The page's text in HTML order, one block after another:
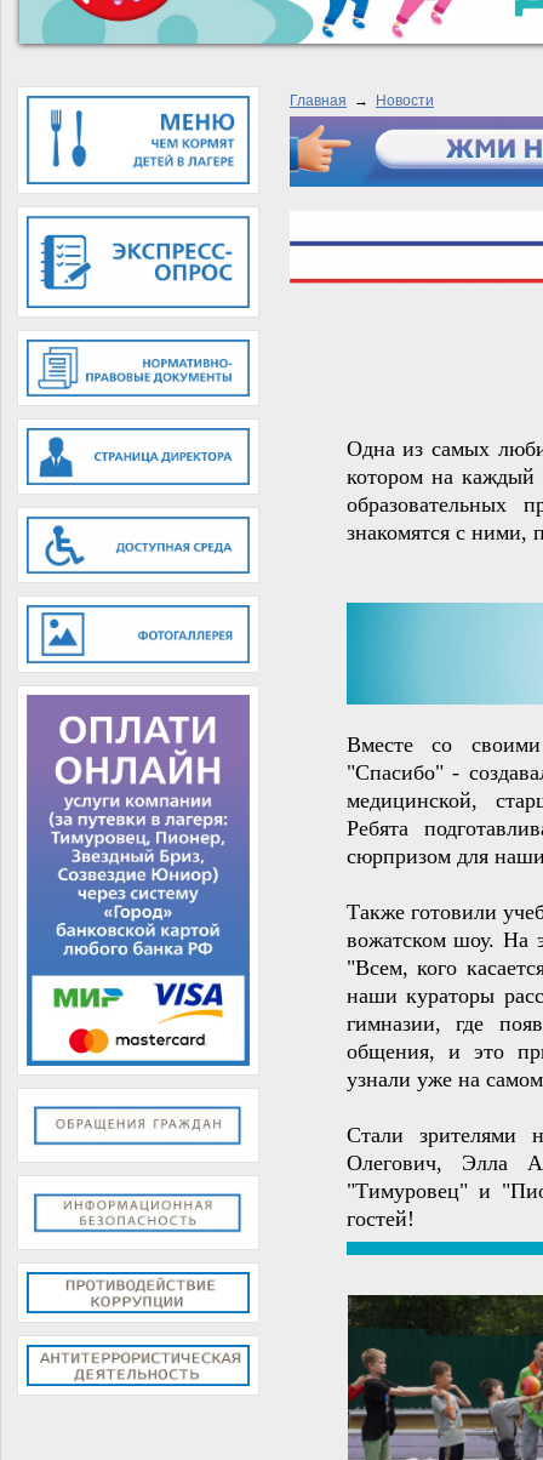
Главная → Новости
Одна из самых
котором на каждый
знакомятся с ними,
Вместе со
"Спасибо" -
медицинской,
Ребята
сюрпризом для
Также готовили
вожатском шоу. На
"Всем, кого
наши кураторы
гимназии, где
общения, и это
узнали уже на
Стали зрителями
Олегович, Элла
"Тимуровец" и
гостей!